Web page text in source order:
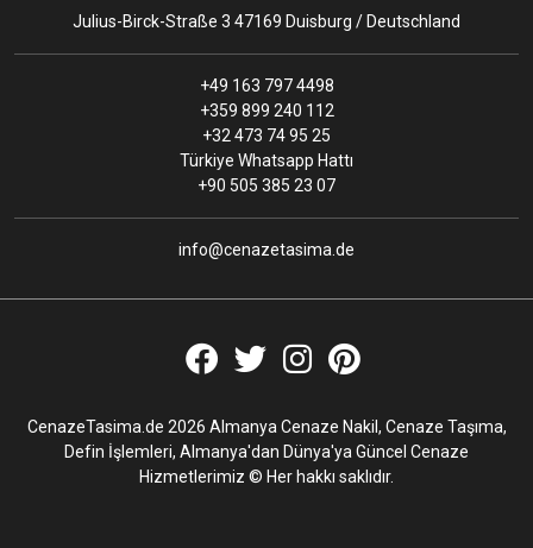
Julius-Birck-Straße 3 47169 Duisburg / Deutschland
+49 163 797 4498
+359 899 240 112
+32 473 74 95 25
Türkiye Whatsapp Hattı
+90 505 385 23 07
info@cenazetasima.de
CenazeTasima.de 2026 Almanya Cenaze Nakil, Cenaze Taşıma,
Defin İşlemleri, Almanya'dan Dünya'ya Güncel Cenaze
Hizmetlerimiz © Her hakkı saklıdır.